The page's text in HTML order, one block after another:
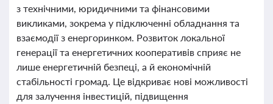
з технічними, юридичними та фінансовими
викликами, зокрема у підключенні обладнання та
взаємодії з енергоринком. Розвиток локальної
генерації та енергетичних кооперативів сприяє не
лише енергетичній безпеці, а й економічній
стабільності громад. Це відкриває нові можливості
для залучення інвестицій, підвищення